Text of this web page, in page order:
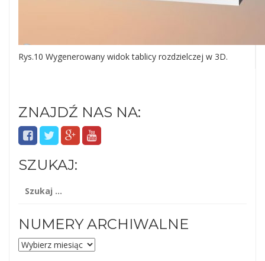
Rys.10 Wygenerowany widok tablicy rozdzielczej w 3D.
ZNAJDŹ NAS NA:
SZUKAJ:
NUMERY ARCHIWALNE
NUMERY
ARCHIWALNE